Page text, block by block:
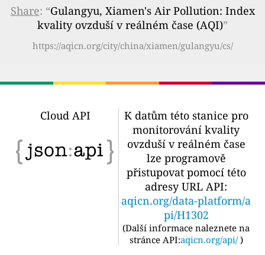
Share: “Gulangyu, Xiamen's Air Pollution: Index
kvality ovzduší v reálném čase (AQI)”
https://aqicn.org/city/china/xiamen/gulangyu/cs/
Cloud API
K datům této stanice pro
monitorování kvality
ovzduší v reálném čase
lze programově
přistupovat pomocí této
adresy URL API:
aqicn.org/data-platform/a
pi/H1302
(Další informace naleznete na
stránce API:aqicn.org/api/ )